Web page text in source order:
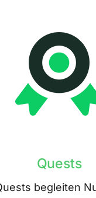
Quests
begleiten